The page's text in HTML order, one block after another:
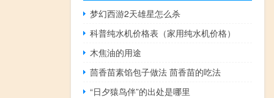
梦幻西游2天雄星怎么杀
科普纯水机价格表（家用纯水机价格）
木焦油的用途
茴香苗素馅包子做法 茴香苗的吃法
“日夕猿鸟伴”的出处是哪里